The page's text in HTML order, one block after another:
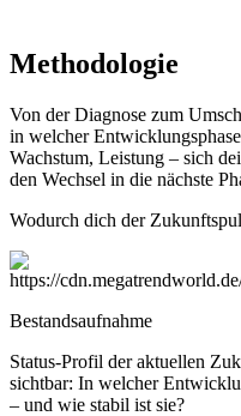
Methodologie
Von der Diagnose zum
in welcher
Wachstum, Leistung – sich
den Wechsel in die nächste
Wodurch dich der
Bestandsaufnahme
Status-Profil der aktuellen
sichtbar: In welcher
– und wie stabil ist sie?